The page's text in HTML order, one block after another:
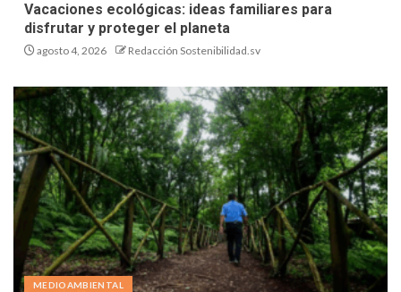
Vacaciones ecológicas: ideas familiares para
disfrutar y proteger el planeta
agosto 4, 2026 Redacción Sostenibilidad.sv
MEDIOAMBIENTAL